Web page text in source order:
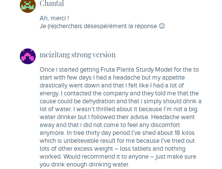
Chantal
Ah, merci !
Je (re)cherchais désespérément la réponse 😉
meizitang strong version
Once i started getting Fruta Planta Sturdy Model for the to
start with few days I had a headache but my appetite
drastically went down and that i felt like I had a lot of
energy. I contacted the company and they told me that the
cause could be dehydration and that i simply should drink a
lot of water. I wasn't thrilled about it because I'm not a big
water drinker but I followed their advise. Headache went
away and that i did not come to feel any discomfort
anymore. In tree thirty day period I've shed about 18 kilos
which is unbelievable result for me because I've tried out
lots of other excess weight – loss tablets and nothing
worked. Would recommend it to anyone – just make sure
you drink enough drinking water.